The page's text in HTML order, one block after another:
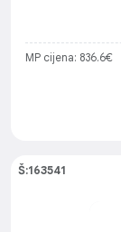
MP cijena: 836.6€
Š:163541